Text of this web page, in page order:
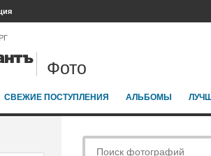
Фото
СВЕЖИЕ ПОСТУПЛЕНИЯ АЛЬБОМЫ